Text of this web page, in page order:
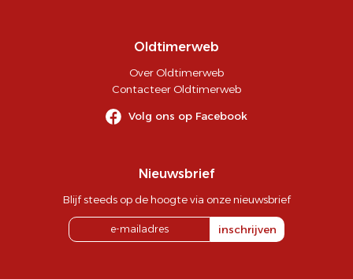
Oldtimerweb
Over Oldtimerweb
Contacteer Oldtimerweb
Volg ons op Facebook
Nieuwsbrief
Blijf steeds op de hoogte via onze nieuwsbrief
inschrijven